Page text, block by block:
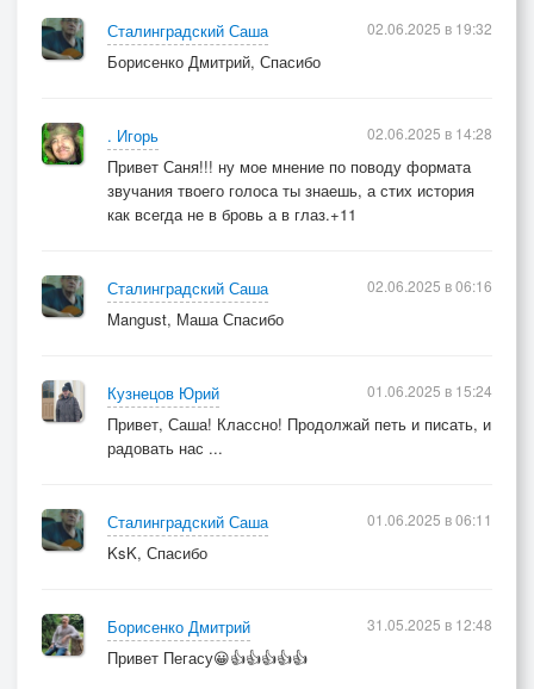
Сталинградский Саша
Борисенко Дмитрий, Спасибо
02.06.2025 в 19:32
. Игорь
Привет Саня!!! ну мое мнение по поводу формата
звучания твоего голоса ты знаешь, а стих история
как всегда не в бровь а в глаз.+11
02.06.2025 в 14:28
Сталинградский Саша
Mangust, Маша Спасибо
02.06.2025 в 06:16
Кузнецов Юрий
Привет, Саша! Классно! Продолжай петь и писать, и
радовать нас ...
01.06.2025 в 15:24
Сталинградский Саша
KsK, Спасибо
01.06.2025 в 06:11
Борисенко Дмитрий
Привет Пегасу😀👍👍👍👍👍
31.05.2025 в 12:48